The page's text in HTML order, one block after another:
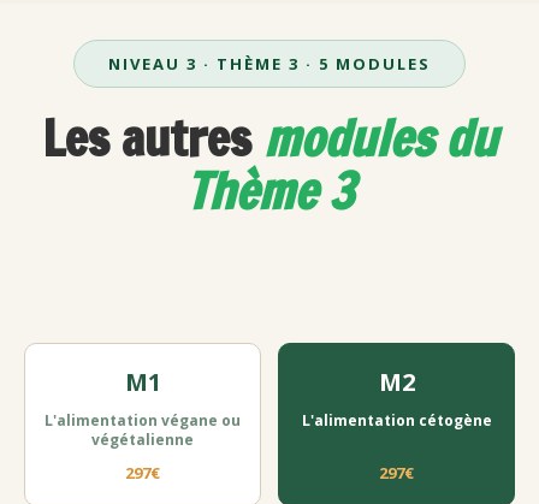
NIVEAU 3 · THÈME 3 · 5 MODULES
Les autresmodules du
Thème 3
M1
L'alimentation végane ou
végétalienne
297€
M2
L'alimentation cétogène
297€